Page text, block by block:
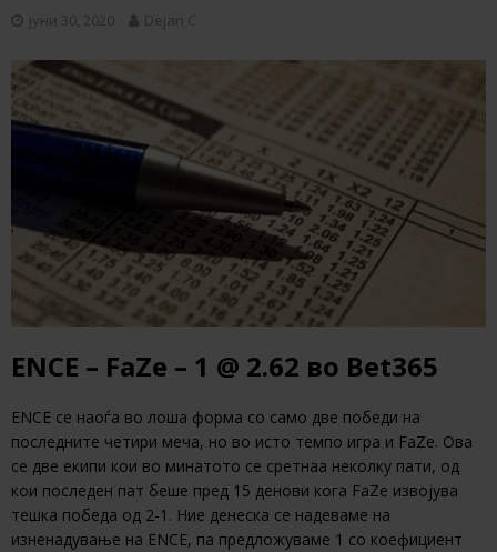
јуни 30, 2020 Dejan C
ENCE – FaZe – 1 @ 2.62 во Bet365
ENCE се наоѓа во лоша форма со само две победи на
последните четири меча, но во исто темпо игра и FaZe. Ова
се две екипи кои во минатото се сретнаа неколку пати, од
кои последен пат беше пред 15 денови кога FaZe извојува
тешка победа од 2-1. Ние денеска се надеваме на
изненадување на ENCE, па предложуваме 1 со коефициент